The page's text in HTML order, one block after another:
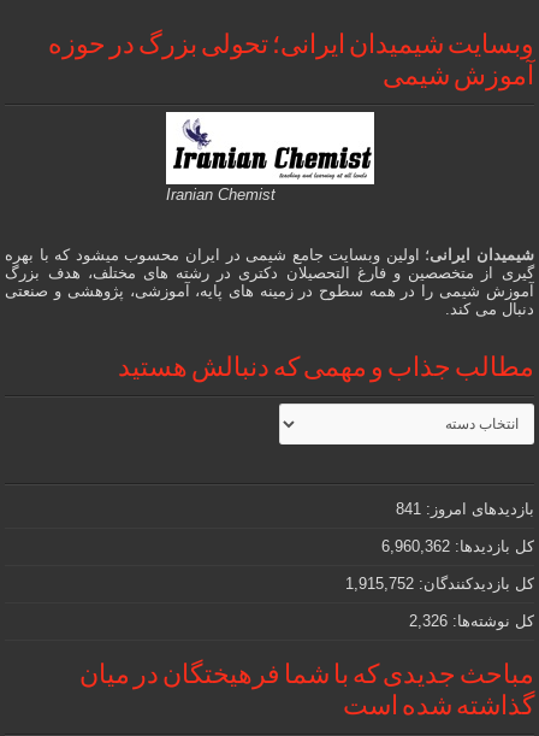
وبسایت شیمیدان ایرانی؛ تحولی بزرگ در حوزه
آموزش شیمی
Iranian Chemist
شیمیدان ایرانی؛ اولین وبسایت جامع شیمی در ایران محسوب میشود که با بهره
گیری از متخصصین و فارغ التحصیلان دکتری در رشته های مختلف، هدف بزرگ
آموزش شیمی را در همه سطوح در زمینه های پایه، آموزشی، پژوهشی و صنعتی
دنبال می کند.
مطالب جذاب و مهمی که دنبالش هستید
مطالب
جذاب
و
که
دنبالش
هستید
بازدیدهای امروز:841
کل بازدیدها:6,960,362
کل بازدیدکنند‌گان:1,915,752
کل نوشته‌ها:2,326
مباحث جدیدی که با شما فرهیختگان در میان
گذاشته شده است